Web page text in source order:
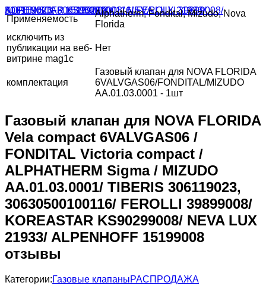
Применяемость
Alphatherm, Fondital, Mizudо, Nova
Florida
исключить из
публикации на веб-
витрине mag1c
Нет
комплектация
Газовый клапан для NOVA FLORIDA
6VALVGAS06/FONDITAL/MIZUDO
AA.01.03.0001 - 1шт
Газовый клапан для NOVA FLORIDA
Vela compact 6VALVGAS06 /
FONDITAL Victoria compact /
ALPHATHERM Sigma / MIZUDO
AA.01.03.0001/ TIBERIS 306119023,
30630500100116/ FEROLLI 39899008/
KOREASTAR KS90299008/ NEVA LUX
21933/ ALPENHOFF 15199008
отзывы
Категории:Газовые клапаныРАСПРОДАЖА